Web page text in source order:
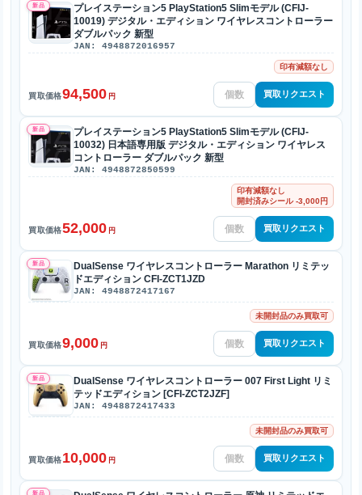
新品
プレイステーション5 PlayStation5 Slimモデル (CFIJ-
10019) デジタル・エディション ワイヤレスコントローラー
ダブルパック 新型
JAN: 4948872016957
印有減額なし
買取価格94,500 円 買取リクエスト
新品
プレイステーション5 PlayStation5 Slimモデル (CFIJ-
10032) 日本語専用版 デジタル・エディション ワイヤレス
コントローラー ダブルパック 新型
JAN: 4948872850599
印有減額なし
開封済みシール -3,000円
買取価格52,000 円 買取リクエスト
新品
DualSense ワイヤレスコントローラー Marathon リミテッ
ドエディション CFI-ZCT1JZD
JAN: 4948872417167
未開封品のみ買取可
買取価格9,000 円 買取リクエスト
新品
DualSense ワイヤレスコントローラー 007 First Light リミ
テッドエディション [CFI-ZCT2JZF]
JAN: 4948872417433
未開封品のみ買取可
買取価格10,000 円 買取リクエスト
新品